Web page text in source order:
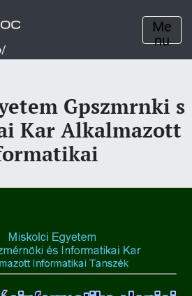
Me
nu
Gpszmrnki s
Kar Alkalmazott